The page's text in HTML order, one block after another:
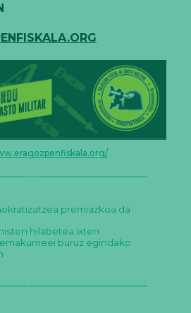
premiazkoa da
hilabetea ixten
buruz egindako